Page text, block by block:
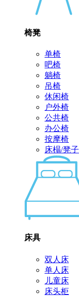
椅凳
单椅
吧椅
躺椅
吊椅
休闲椅
户外椅
公共椅
办公椅
按摩椅
床榻/凳子
床具
双人床
单人床
儿童床
床头柜